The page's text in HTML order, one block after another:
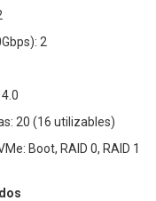
2
20 (16 utilizables)
Boot, RAID 0, RAID 1